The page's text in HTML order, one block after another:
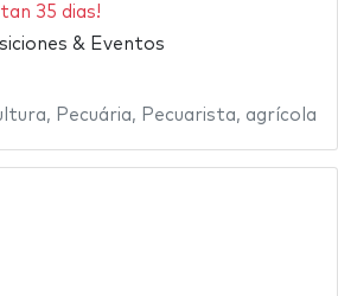
35 dias!
& Eventos
, Pecuária, Pecuarista, agrícola